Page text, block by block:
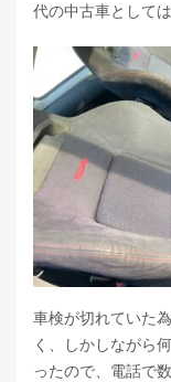
代の中古車として
車検が切れていた
く、しかしながら
ったので、電話で